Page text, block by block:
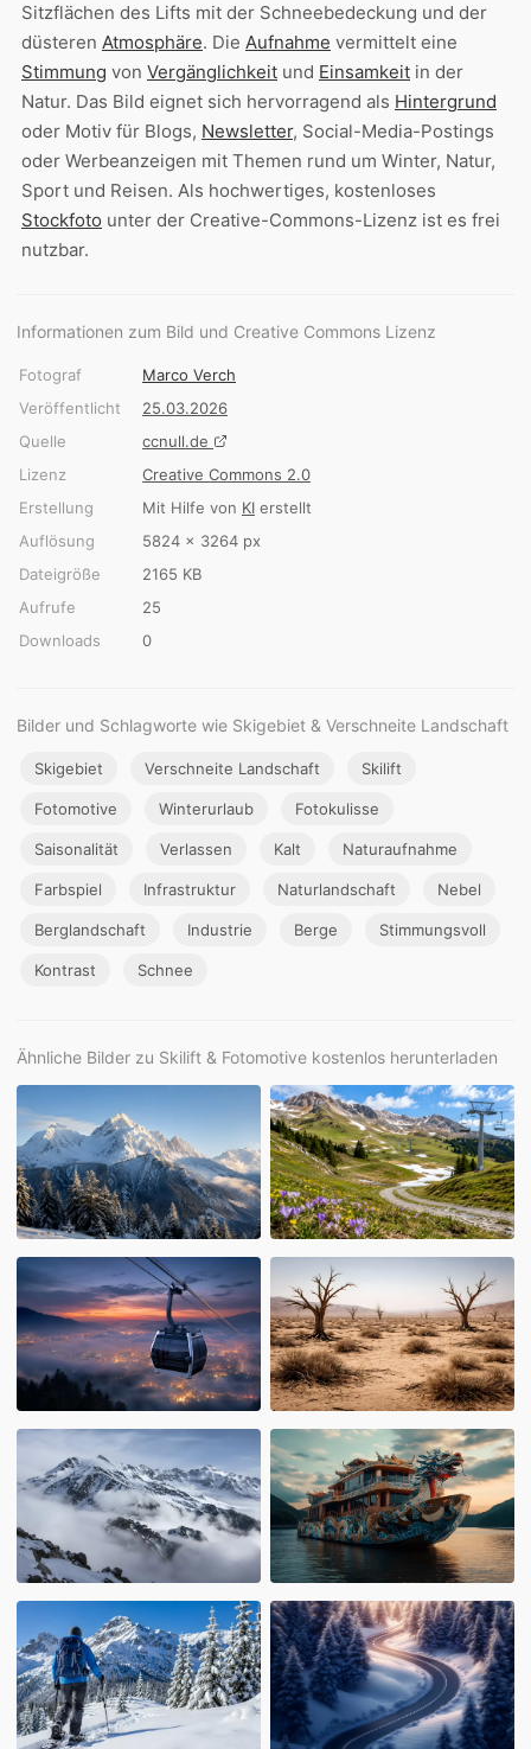
Sitzflächen des Lifts mit der Schneebedeckung und der
düsteren Atmosphäre. Die Aufnahme vermittelt eine
Stimmung von Vergänglichkeit und Einsamkeit in der
Natur. Das Bild eignet sich hervorragend als Hintergrund
oder Motiv für Blogs, Newsletter, Social-Media-Postings
oder Werbeanzeigen mit Themen rund um Winter, Natur,
Sport und Reisen. Als hochwertiges, kostenloses
Stockfoto unter der Creative-Commons-Lizenz ist es frei
nutzbar.
Informationen zum Bild und Creative Commons Lizenz
Fotograf
Marco Verch
Veröffentlicht
25.03.2026
Quelle
ccnull.de
Lizenz
Creative Commons 2.0
Erstellung
Mit Hilfe von KI erstellt
Auflösung
5824 × 3264 px
Dateigröße
2165 KB
Aufrufe
25
Downloads
0
Bilder und Schlagworte wie Skigebiet & Verschneite Landschaft
Skigebiet Verschneite Landschaft Skilift
Fotomotive Winterurlaub Fotokulisse
Saisonalität Verlassen Kalt Naturaufnahme
Farbspiel Infrastruktur Naturlandschaft Nebel
Berglandschaft Industrie Berge Stimmungsvoll
Kontrast Schnee
Ähnliche Bilder zu Skilift & Fotomotive kostenlos herunterladen